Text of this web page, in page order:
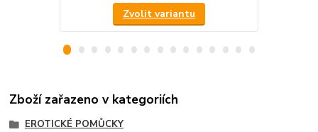
Zvolit variantu
Zboží zařazeno v kategoriích
EROTICKÉ POMŮCKY